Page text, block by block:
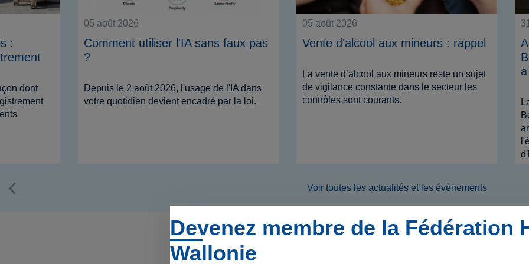
:
dont
05 août 2026
Comment utiliser l'IA sans faux pas
?
Depuis le 2 août 2026, l'usage de l'IA dans
votre quotidien devient encadré par la loi.
05 août 2026
Vente d'alcool aux mineurs : rappel
La vente d’alcool aux mineurs reste un sujet
de vigilance constante dans le secteur les
contrôles sont courants.
Voir toutes les actualités et les évènements
Devenez membre de la Fédération
Wallonie